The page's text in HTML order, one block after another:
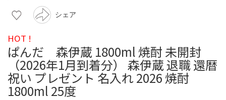
シェア
HOT !
ぱんだ 森伊蔵 1800ml 焼酎 未開封
（2026年1月到着分） 森伊蔵 退職 還暦
祝い プレゼント 名入れ 2026 焼酎
1800ml 25度